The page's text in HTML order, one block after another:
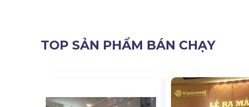
TOP SẢN PHẨM BÁN CHẠY